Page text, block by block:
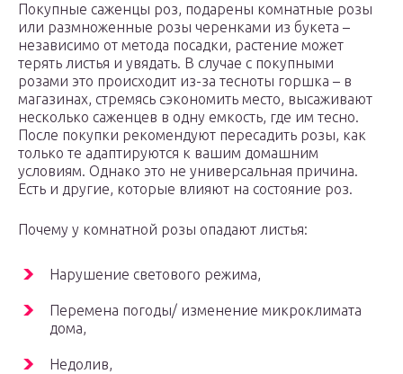
Покупные саженцы роз, подарены комнатные розы
или размноженные розы черенками из букета –
независимо от метода посадки, растение может
терять листья и увядать. В случае с покупными
розами это происходит из-за тесноты горшка – в
магазинах, стремясь сэкономить место, высаживают
несколько саженцев в одну емкость, где им тесно.
После покупки рекомендуют пересадить розы, как
только те адаптируются к вашим домашним
условиям. Однако это не универсальная причина.
Есть и другие, которые влияют на состояние роз.
Почему у комнатной розы опадают листья:
Нарушение светового режима,
Перемена погоды/ изменение микроклимата
дома,
Недолив,